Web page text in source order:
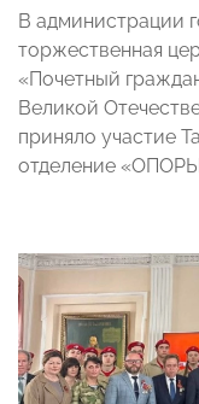
В администрации
торжественная
«Почетный
Великой
приняло участие
отделение